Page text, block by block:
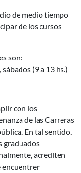
de medio tiempo
de los cursos
son:
(9 a 13 hs.)
con los
de las Carreras
En tal sentido,
graduados
acrediten
encuentren